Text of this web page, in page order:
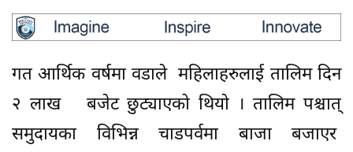
गत आर्थिक वर्षमा वडाले महिलाहरुलाई तालिम दिन
२ लाख बजेट छुट्याएको थियो । तालिम पश्चात्
समुदायका विभिन्न चाडपर्वमा बाजा बजाएर